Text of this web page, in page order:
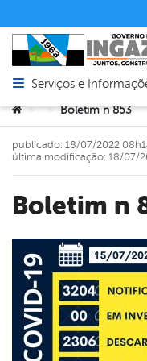
Abrir menu principal
Serviços e
Você está aqui:
> > Boletim n 853
Boletim n
publicado: 18/07/2022
última modificação: 18/07/